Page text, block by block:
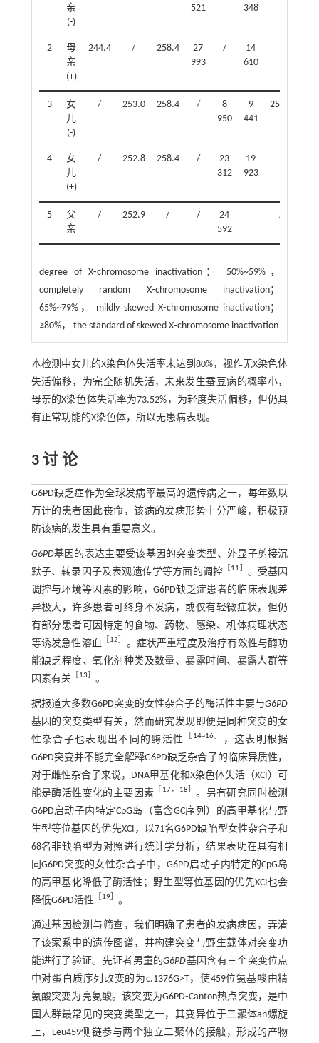
亲
(-)
521
348
2
母
亲
(+)
244.4 / 258.4
27
993
/
14
610
3
女
儿
(-)
/ 253.0 258.4 /
8
950
9
441
253.0
4
女
儿
(+)
/ 252.8 258.4 /
23
312
19
923
5
父
亲
/ 252.9 / /
24
592
/
degree of X⁃chromosome inactivation： 50%~59%，
completely random X⁃chromosome inactivation；
65%~79%， mildly skewed X⁃chromosome inactivation；
≥80%， the standard of skewed X⁃chromosome inactivation
本检测中女儿的X染色体失活率未达到80%，视作无X染色体
失活偏移，为完全随机失活，未来发生蚕豆病的概率小，
母亲的X染色体失活率为73.52%，为轻度失活偏移，但仍具
有正常功能的X染色体，所以无患病表现。
3 讨 论
G6PD缺乏症作为全球发病率最高的遗传病之一，每年数以
万计的患者因此丧命，该病的发病形势十分严峻，积极预
防该病的发生具有重要意义。
G6PD基因的表达主要受该基因的突变类型、外显子剪接沉
默子、转录因子及表观遗传学等方面的调控 ［11］ 。受基因
调控与环境等因素的影响，G6PD缺乏症患者的临床表现差
异极大，许多患者可终身不发病，或仅有轻微症状，但仍
有部分患者可因特定的食物、药物、感染、机体病理状态
等诱发急性溶血 ［12］ 。症状严重程度及治疗有效性与酶功
能缺乏程度、氧化剂种类及数量、暴露时间、暴露人群等
因素有关 ［13］ 。
据报道大多数G6PD突变的女性杂合子的酶活性主要与G6PD
基因的突变类型有关，然而研究发现即便是同种突变的女
性杂合子也表现出不同的酶活性
［ 14~16］
，这表明根据
G6PD突变并不能完全解释G6PD缺乏杂合子的临床异质性，
对于雌性杂合子来说，DNA甲基化和X染色体失活（XCI）可
能是酶活性变化的主要因素 ［ 17， 18］ 。另有研究同时检测
G6PD启动子内特定CpG岛（富含GC序列）的高甲基化与野
生型等位基因的优先XCI，以71名G6PD缺陷型女性杂合子和
68名非缺陷型为对照进行统计学分析，结果表明在具有相
同G6PD突变的女性杂合子中，G6PD启动子内特定的CpG岛
的高甲基化降低了酶活性；野生型等位基因的优先XCI也会
降低G6PD活性 ［19］ 。
通过基因检测与筛查，我们明确了患者的发病病因，弄清
了该家系中的遗传图谱，并构建突变与野生载体对突变功
能进行了验证。先证者男童的G6PD基因含有三个突变位点
中对蛋白质序列改变的为c.1376G>T，使459位氨基酸由精
氨酸突变为亮氨酸。该突变为G6PD⁃Canton热点突变，是中
国人群最常见的突变类型之一，其变异位于二聚体an螺旋
上，Leu459侧链参与两个独立二聚体的接触，形成的产物